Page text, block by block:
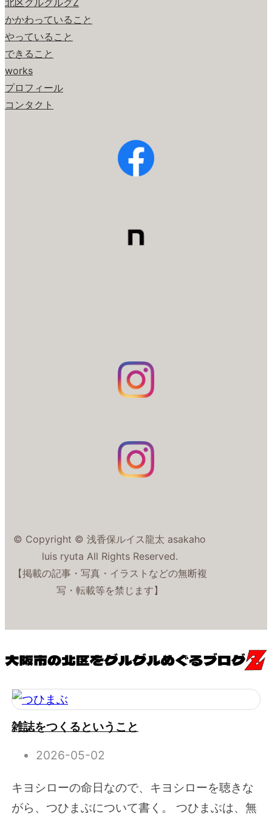
かかわっていること
やっていること
できること
works
プロフィール
コンタクト
© Copyright © 浅香保ルイス龍太 asakaho
luis ryuta All Rights Reserved.
【掲載の記事・写真・イラストなどの無断複
写・転載等を禁じます】
雑誌をつくるということ
2026-05-02
キヨシローの命日なので、キヨシローを聴きな
がら、つひまぶについて書く。 つひまぶは、無